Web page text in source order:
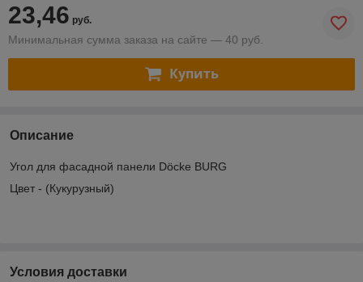
23,46 руб.
Минимальная сумма заказа на сайте — 40 руб.
Купить
Описание
Угол для фасадной панели Döcke BURG
Цвет - (Кукурузный)
Условия доставки